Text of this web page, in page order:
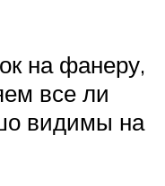
на фанеру,
все ли
видимы на